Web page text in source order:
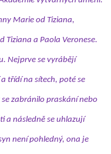
Marie od Tiziana,
Tiziana a Paola Veronese.
Nejprve se vyrábějí
třídí na sítech, poté se
zabránilo praskání nebo
a následně se uhlazují
není pohledný, ona je